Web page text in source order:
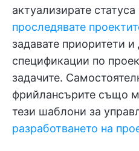
актуализирате статуса
проследявате
задавате приоритети
спецификации по
задачите.
фрийлансърите също
тези шаблони за
разработването на